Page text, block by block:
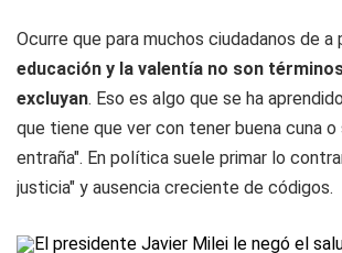
Ocurre que para muchos ciudadanos de a
educación y la valentía no son
excluyan. Eso es algo que se ha
que tiene que ver con tener buena cuna o
entraña". En política suele primar lo
justicia" y ausencia creciente de códigos.